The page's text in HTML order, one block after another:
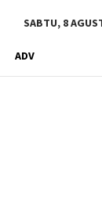
SABTU, 8
ADV